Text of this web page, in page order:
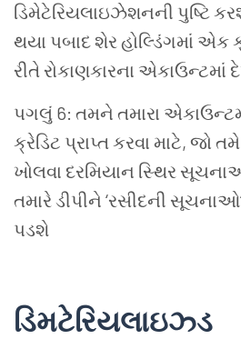
ડિમેટેરિયલાઇઝેશનની પુષ્ટિ
થયા પબાદ શેર હોલ્ડિંગમાં એક
રીતે રોકાણકારના એકાઉન્ટમાં
પગલું 6: તમને તમારા
ક્રેડિટ પ્રાપ્ત કરવા માટે, જો
ખોલવા દરમિયાન સ્થિર
તમારે ડીપીને ‘રસીદની
પડશે
ડિમટેરિયલાઇઝ્ડ